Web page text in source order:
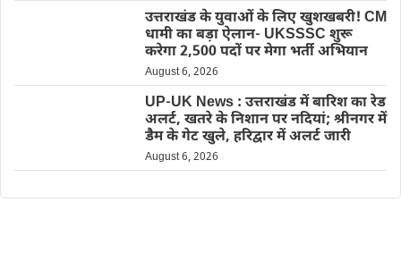
उत्तराखंड के युवाओं के लिए खुशखबरी! CM
धामी का बड़ा ऐलान- UKSSSC शुरू
करेगा 2,500 पदों पर मेगा भर्ती अभियान
August 6, 2026
UP-UK News : उत्तराखंड में बारिश का रेड
अलर्ट, खतरे के निशान पर नदियां; श्रीनगर में
डैम के गेट खुले, हरिद्वार में अलर्ट जारी
August 6, 2026